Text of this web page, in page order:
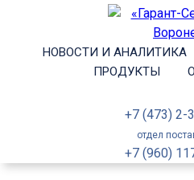
НОВОСТИ И АНАЛИТИКА
ПРОДУКТЫ
+7 (473) 2-
отдел
+7 (960)